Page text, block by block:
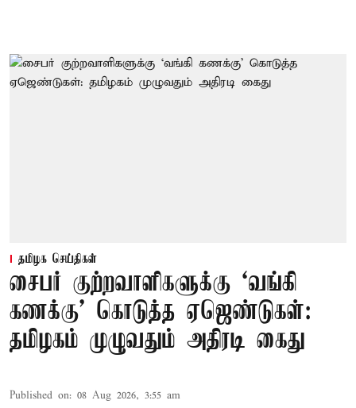
தமிழக செய்திகள்
சைபர் குற்றவாளிகளுக்கு ‘வங்கி
கணக்கு’ கொடுத்த ஏஜெண்டுகள்:
தமிழகம் முழுவதும் அதிரடி கைது
Published on: 08 Aug 2026, 3:55 am